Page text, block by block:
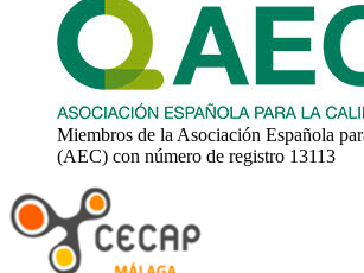
Miembros de la Asociación Española
(AEC) con número de registro 13113